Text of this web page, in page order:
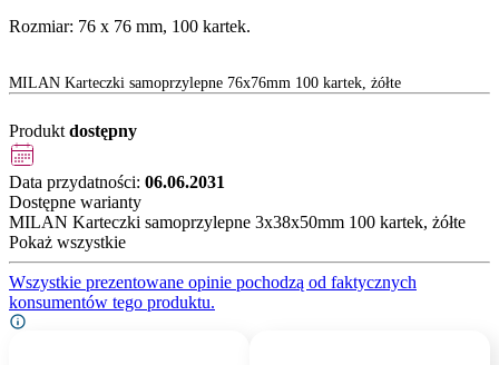
Rozmiar: 76 x 76 mm, 100 kartek.
MILAN Karteczki samoprzylepne 76x76mm 100 kartek, żółte
Produkt dostępny
Data przydatności: 06.06.2031
Dostępne warianty
MILAN Karteczki samoprzylepne 3x38x50mm 100 kartek, żółte
Pokaż wszystkie
Wszystkie prezentowane opinie pochodzą od faktycznych
konsumentów tego produktu.